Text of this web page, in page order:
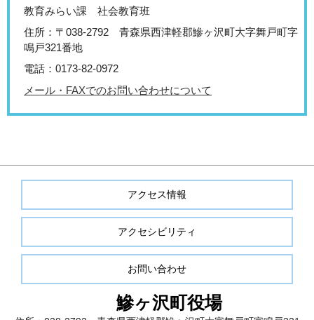
教育みらい課 社会教育班
住所：〒038-2792 青森県西津軽郡鰺ヶ沢町大字舞戸町字
鳴戸321番地
電話：0173-82-0972
メール・FAXでのお問い合わせについて
アクセス情報
アクセシビリティ
お問い合わせ
鰺ヶ沢町役場